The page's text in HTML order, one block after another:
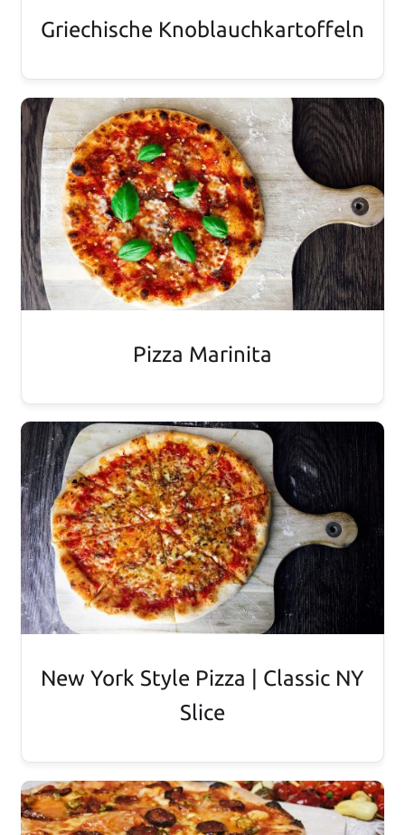
Griechische Knoblauchkartoffeln
Pizza Marinita
New York Style Pizza | Classic NY
Slice